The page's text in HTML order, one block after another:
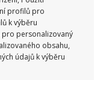
profilů pro
k výběru
pro personalizovaný
obsahu,
údajů k výběru
pocit, že se vám
vyprat? Nechte ji
dřezu, a nakonec
Mop bude po